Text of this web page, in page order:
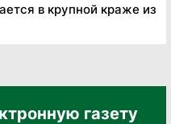
в крупной краже из
газету